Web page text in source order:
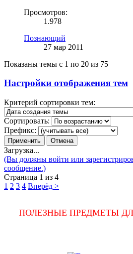
Просмотров:
1.978
Познающий
27 мар 2011
Показаны темы с 1 по 20 из 75
Настройки отображения тем
Критерий сортировки тем:
Сортировать:
Префикс:
Загрузка...
(Вы должны войти или
сообщение.)
Страница 1 из 4
1 2 3 4 Вперёд >
ПОЛЕЗНЫЕ ПРЕДМЕТЫ